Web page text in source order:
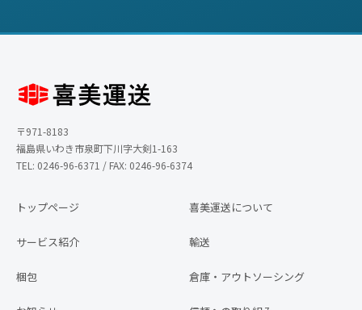
〒971-8183
福島県いわき市泉町下川字大剣1-163
TEL: 0246-96-6371 / FAX: 0246-96-6374
トップページ 喜美運送について
サービス紹介 輸送
梱包 倉庫・アウトソーシング